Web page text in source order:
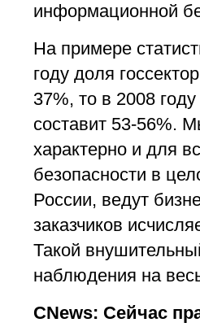
информационной
На примере
году доля
37%, то в 2008
составит 53-56%.
характерно и для
безопасности в
России, ведут
заказчиков
Такой
наблюдения на
CNews: Сейчас